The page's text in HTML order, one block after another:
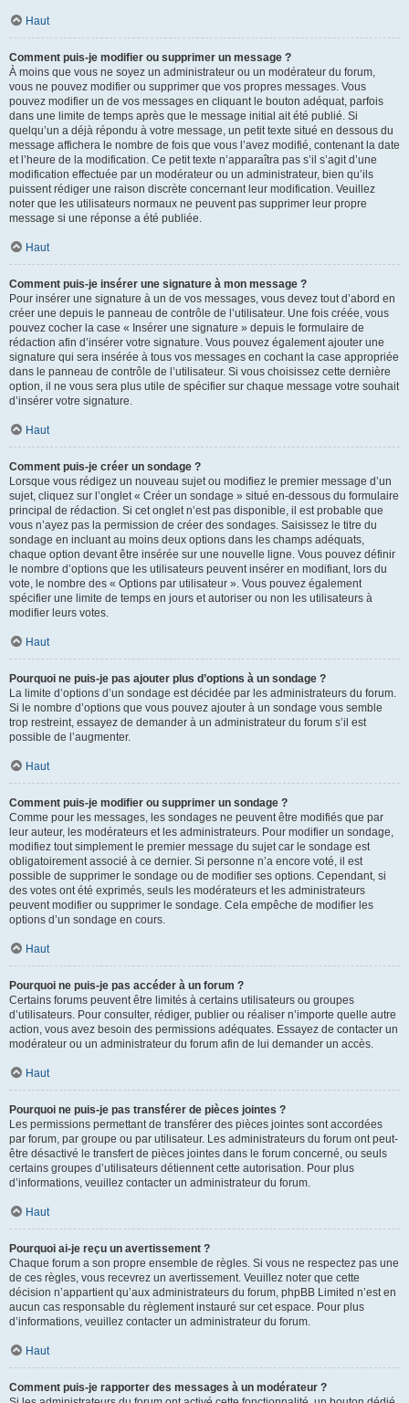
Haut
Comment puis-je modifier ou supprimer un message ?
À moins que vous ne soyez un administrateur ou un modérateur du forum,
vous ne pouvez modifier ou supprimer que vos propres messages. Vous
pouvez modifier un de vos messages en cliquant le bouton adéquat, parfois
dans une limite de temps après que le message initial ait été publié. Si
quelqu’un a déjà répondu à votre message, un petit texte situé en dessous du
message affichera le nombre de fois que vous l’avez modifié, contenant la date
et l’heure de la modification. Ce petit texte n’apparaîtra pas s’il s’agit d’une
modification effectuée par un modérateur ou un administrateur, bien qu’ils
puissent rédiger une raison discrète concernant leur modification. Veuillez
noter que les utilisateurs normaux ne peuvent pas supprimer leur propre
message si une réponse a été publiée.
Haut
Comment puis-je insérer une signature à mon message ?
Pour insérer une signature à un de vos messages, vous devez tout d’abord en
créer une depuis le panneau de contrôle de l’utilisateur. Une fois créée, vous
pouvez cocher la case « Insérer une signature » depuis le formulaire de
rédaction afin d’insérer votre signature. Vous pouvez également ajouter une
signature qui sera insérée à tous vos messages en cochant la case appropriée
dans le panneau de contrôle de l’utilisateur. Si vous choisissez cette dernière
option, il ne vous sera plus utile de spécifier sur chaque message votre souhait
d’insérer votre signature.
Haut
Comment puis-je créer un sondage ?
Lorsque vous rédigez un nouveau sujet ou modifiez le premier message d’un
sujet, cliquez sur l’onglet « Créer un sondage » situé en-dessous du formulaire
principal de rédaction. Si cet onglet n’est pas disponible, il est probable que
vous n’ayez pas la permission de créer des sondages. Saisissez le titre du
sondage en incluant au moins deux options dans les champs adéquats,
chaque option devant être insérée sur une nouvelle ligne. Vous pouvez définir
le nombre d’options que les utilisateurs peuvent insérer en modifiant, lors du
vote, le nombre des « Options par utilisateur ». Vous pouvez également
spécifier une limite de temps en jours et autoriser ou non les utilisateurs à
modifier leurs votes.
Haut
Pourquoi ne puis-je pas ajouter plus d’options à un sondage ?
La limite d’options d’un sondage est décidée par les administrateurs du forum.
Si le nombre d’options que vous pouvez ajouter à un sondage vous semble
trop restreint, essayez de demander à un administrateur du forum s’il est
possible de l’augmenter.
Haut
Comment puis-je modifier ou supprimer un sondage ?
Comme pour les messages, les sondages ne peuvent être modifiés que par
leur auteur, les modérateurs et les administrateurs. Pour modifier un sondage,
modifiez tout simplement le premier message du sujet car le sondage est
obligatoirement associé à ce dernier. Si personne n’a encore voté, il est
possible de supprimer le sondage ou de modifier ses options. Cependant, si
des votes ont été exprimés, seuls les modérateurs et les administrateurs
peuvent modifier ou supprimer le sondage. Cela empêche de modifier les
options d’un sondage en cours.
Haut
Pourquoi ne puis-je pas accéder à un forum ?
Certains forums peuvent être limités à certains utilisateurs ou groupes
d’utilisateurs. Pour consulter, rédiger, publier ou réaliser n’importe quelle autre
action, vous avez besoin des permissions adéquates. Essayez de contacter un
modérateur ou un administrateur du forum afin de lui demander un accès.
Haut
Pourquoi ne puis-je pas transférer de pièces jointes ?
Les permissions permettant de transférer des pièces jointes sont accordées
par forum, par groupe ou par utilisateur. Les administrateurs du forum ont peut-
être désactivé le transfert de pièces jointes dans le forum concerné, ou seuls
certains groupes d’utilisateurs détiennent cette autorisation. Pour plus
d’informations, veuillez contacter un administrateur du forum.
Haut
Pourquoi ai-je reçu un avertissement ?
Chaque forum a son propre ensemble de règles. Si vous ne respectez pas une
de ces règles, vous recevrez un avertissement. Veuillez noter que cette
décision n’appartient qu’aux administrateurs du forum, phpBB Limited n’est en
aucun cas responsable du règlement instauré sur cet espace. Pour plus
d’informations, veuillez contacter un administrateur du forum.
Haut
Comment puis-je rapporter des messages à un modérateur ?